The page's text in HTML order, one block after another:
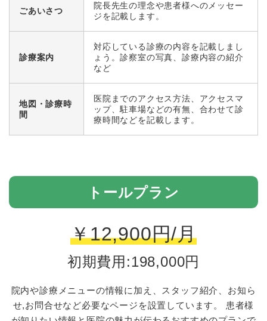
ごあいさつ
院長先生の理念や患者様へのメッセー
ジを記載します。
診療案内
対応している診療の内容を記載しまし
ょう。診察室の写真、診療内容の紹介
など
地図・診療時
間
医院までのアクセス方法、アクセスマ
ップ、駐車場などの有無、合わせて診
療時間などを記載します。
トールプラン
￥12,900円/月
初期費用:198,000円
院内や診療メニューの情報に加え、スタッフ紹介、お知ら
せ,お問合せなど必要なページを設置しています。
患者様